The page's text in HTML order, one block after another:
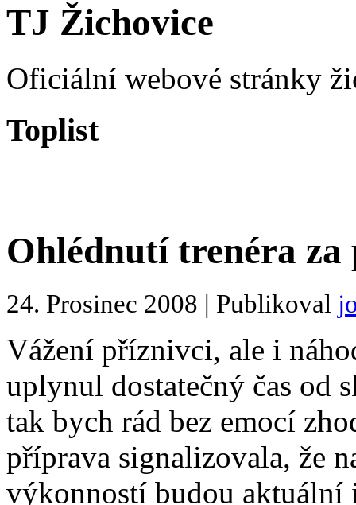
TJ Žichovice
Oficiální webové stránky
Toplist
Ohlédnutí trenéra za
24. Prosinec 2008 | Publikoval
Vážení příznivci, ale i
uplynul dostatečný čas od
tak bych rád bez emocí
příprava signalizovala, že
výkonností budou aktuální